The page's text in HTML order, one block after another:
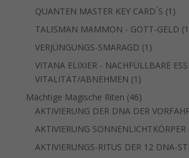
Produkt
QUANTEN MASTER KEY CARD ́S 1 1
TALISMAN MAMMON - GOTT-GELD 1
VERJÜNGUNGS-SMARAGD 1 1
Produkt
VITANA ELIXIER - NACHFÜLLBARE
VITALITÄT/ABNEHMEN 1 1
Produkt
Mächtige Magische Riten 4646
Produkte
AKTIVIERUNG DER DNA DER
AKTIVIERUNG SONNENLICHTKÖRPER
AKTIVIERUNGS-RITUS DER 12 DNA-